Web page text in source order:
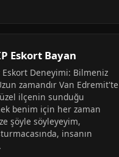
Eskort Bayan
Deneyimi: Bilmeniz
zamandır Van Edremit'te
ilçenin sunduğu
benim için her zaman
şöyle söyleyeyim,
insanın